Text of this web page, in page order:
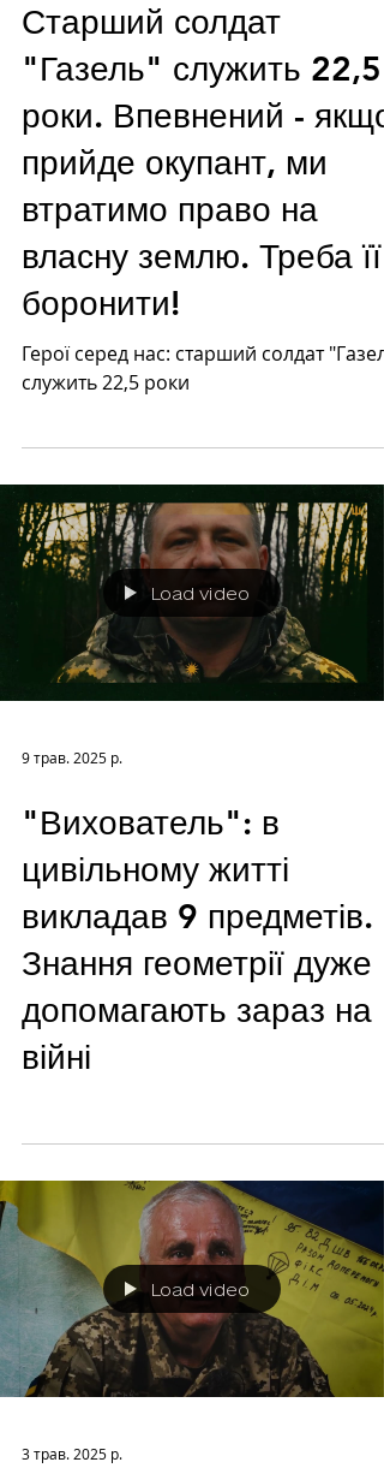
Старший солдат
"Газель" служить 22,5
роки. Впевнений - якщо
прийде окупант, ми
втратимо право на
власну землю. Треба її
боронити!
Герої серед нас: старший солдат
служить 22,5 роки
Load video
9 трав. 2025 р.
"Вихователь": в
цивільному житті
викладав 9 предметів.
Знання геометрії дуже
допомагають зараз на
війні
Load video
3 трав. 2025 р.